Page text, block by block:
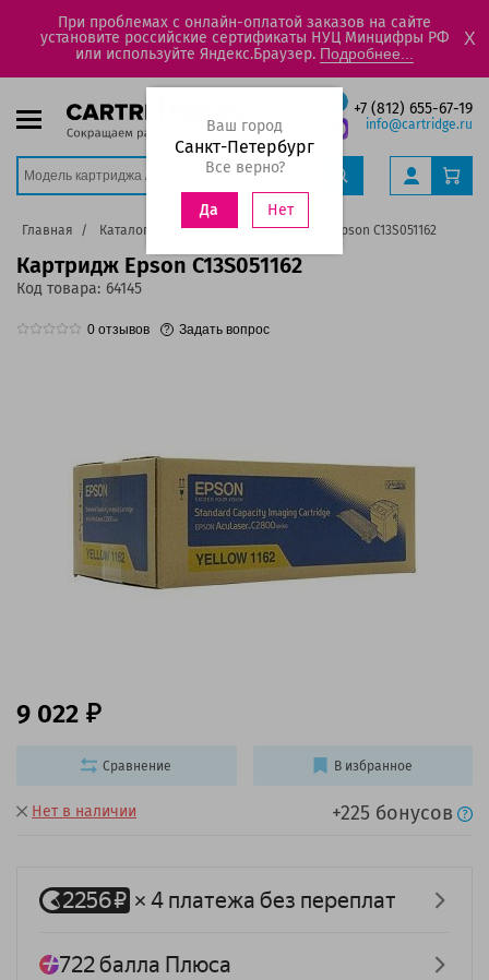
При проблемах с онлайн-оплатой заказов на сайте
установите российские сертификаты НУЦ Минцифры РФ
или используйте Яндекс.Браузер. Подробнее...
X
+7 (812) 655-67-19
info@cartridge.ru
Ваш город
Санкт-Петербург
Все верно?
Да Нет
Главная Каталог Картриджи Картридж Epson C13S051162
Картридж Epson C13S051162
Код товара: 64145
0 отзывов Задать вопрос
Нет в наличии +225 бонусов
9 022
Сравнение В избранное